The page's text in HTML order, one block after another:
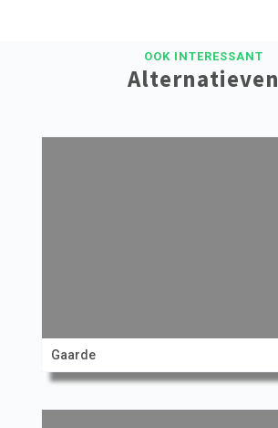
OOK INTERESSANT
Alternatieven
Gaarde